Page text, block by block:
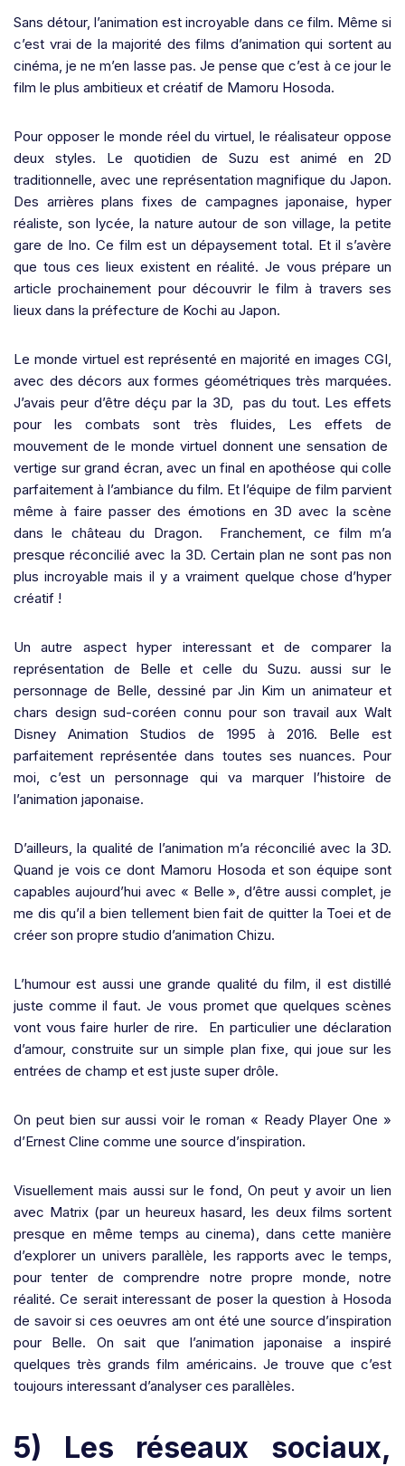
Sans détour, l’animation est incroyable dans ce film. Même si
c’est vrai de la majorité des films d’animation qui sortent au
cinéma, je ne m’en lasse pas. Je pense que c’est à ce jour le
film le plus ambitieux et créatif de Mamoru Hosoda.
Pour opposer le monde réel du virtuel, le réalisateur oppose
deux styles. Le quotidien de Suzu est animé en 2D
traditionnelle, avec une représentation magnifique du Japon.
Des arrières plans fixes de campagnes japonaise, hyper
réaliste, son lycée, la nature autour de son village, la petite
gare de Ino. Ce film est un dépaysement total. Et il s’avère
que tous ces lieux existent en réalité. Je vous prépare un
article prochainement pour découvrir le film à travers ses
lieux dans la préfecture de Kochi au Japon.
Le monde virtuel est représenté en majorité en images CGI,
avec des décors aux formes géométriques très marquées.
J’avais peur d’être déçu par la 3D,
pas du tout. Les effets
pour les combats sont très fluides, Les effets de
mouvement de le monde virtuel donnent une sensation de
vertige sur grand écran, avec un final en apothéose qui colle
parfaitement à l’ambiance du film. Et l’équipe de film parvient
même à faire passer des émotions en 3D avec la scène
dans le château du Dragon.
Franchement, ce film m’a
presque réconcilié avec la 3D. Certain plan ne sont pas non
plus incroyable mais il y a vraiment quelque chose d’hyper
créatif !
Un autre aspect hyper interessant et de comparer la
représentation de Belle et celle du Suzu. aussi sur le
personnage de Belle, dessiné par Jin Kim un animateur et
chars design sud-coréen connu pour son travail aux Walt
Disney Animation Studios de 1995 à 2016. Belle est
parfaitement représentée dans toutes ses nuances. Pour
moi, c’est un personnage qui va marquer l’histoire de
l’animation japonaise.
D’ailleurs, la qualité de l’animation m’a réconcilié avec la 3D.
Quand je vois ce dont Mamoru Hosoda et son équipe sont
capables aujourd’hui avec « Belle », d’être aussi complet, je
me dis qu’il a bien tellement bien fait de quitter la Toei et de
créer son propre studio d’animation Chizu.
L’humour est aussi une grande qualité du film, il est distillé
juste comme il faut. Je vous promet que quelques scènes
vont vous faire hurler de rire.
En particulier une déclaration
d’amour, construite sur un simple plan fixe, qui joue sur les
entrées de champ et est juste super drôle.
On peut bien sur aussi voir le roman « Ready Player One »
d’Ernest Cline comme une source d’inspiration.
Visuellement mais aussi sur le fond, On peut y avoir un lien
avec Matrix (par un heureux hasard, les deux films sortent
presque en même temps au cinema), dans cette manière
d’explorer un univers parallèle, les rapports avec le temps,
pour tenter de comprendre notre propre monde, notre
réalité. Ce serait interessant de poser la question à Hosoda
de savoir si ces oeuvres am ont été une source d’inspiration
pour Belle. On sait que l’animation japonaise a inspiré
quelques très grands film américains. Je trouve que c’est
toujours interessant d’analyser ces parallèles.
5) Les réseaux sociaux,